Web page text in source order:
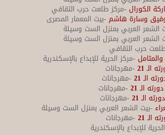
الكورال -مركز طلعت حرب الثقافي
وسارة هاشم -بيت المعمار المصرى
الشعر العربي بمنزل الست وسيلة
الشعر العربي بمنزل الست وسيلة
حرب الثقافي
-مركز الحرية للإبداع بالإسكندرية
21 -مهرجانات
الـ 21 -مهرجانات
الـ 21 -مهرجانات
الـ 21 -مهرجانات
-بيت الشعر العربي بمنزل الست وسيلة
21 -مهرجانات
للإبداع بالإسكندرية